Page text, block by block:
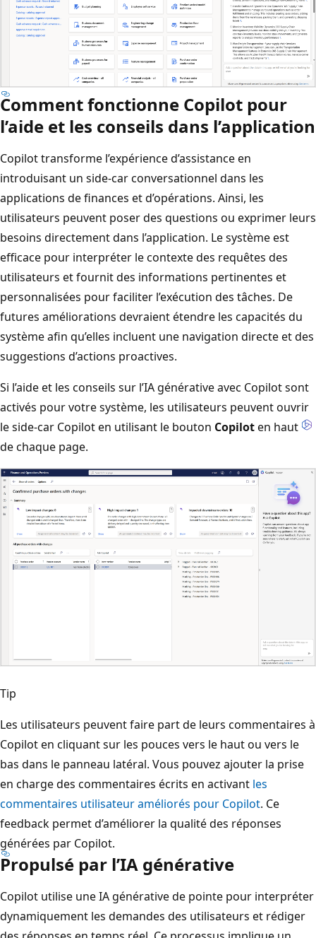
Comment fonctionne Copilot pour
l’aide et les conseils dans l’application
Copilot transforme l’expérience d’assistance en
introduisant un side-car conversationnel dans les
applications de finances et d’opérations. Ainsi, les
utilisateurs peuvent poser des questions ou exprimer leurs
besoins directement dans l’application. Le système est
efficace pour interpréter le contexte des requêtes des
utilisateurs et fournit des informations pertinentes et
personnalisées pour faciliter l’exécution des tâches. De
futures améliorations devraient étendre les capacités du
système afin qu’elles incluent une navigation directe et des
suggestions d’actions proactives.
Si l’aide et les conseils sur l’IA générative avec Copilot sont
activés pour votre système, les utilisateurs peuvent ouvrir
le side-car Copilot en utilisant le bouton Copiloten haut
de chaque page.
Tip
Les utilisateurs peuvent faire part de leurs commentaires à
Copilot en cliquant sur les pouces vers le haut ou vers le
bas dans le panneau latéral. Vous pouvez ajouter la prise
en charge des commentaires écrits en activant les
commentaires utilisateur améliorés pour Copilot. Ce
feedback permet d’améliorer la qualité des réponses
générées par Copilot.
Propulsé par l’IA générative
Copilot utilise une IA générative de pointe pour interpréter
dynamiquement les demandes des utilisateurs et rédiger